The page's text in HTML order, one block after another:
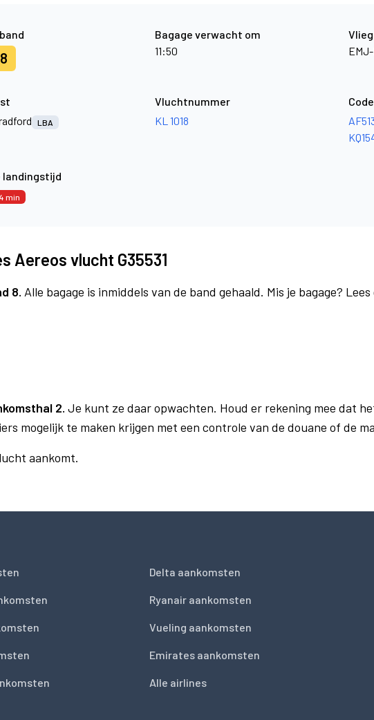
8
Bagage verwacht om
11:50
LBA
Vluchtnummer
KL 1018
landingstijd
min
Aereos vlucht G35531
8. Alle bagage is inmiddels van de band gehaald. Mis je bagage?
2. Je kunt ze daar opwachten. Houd er rekening mee dat
mogelijk te maken krijgen met een controle van de douane of de
aankomt.
Delta aankomsten
Ryanair aankomsten
Vueling aankomsten
Emirates aankomsten
Alle airlines